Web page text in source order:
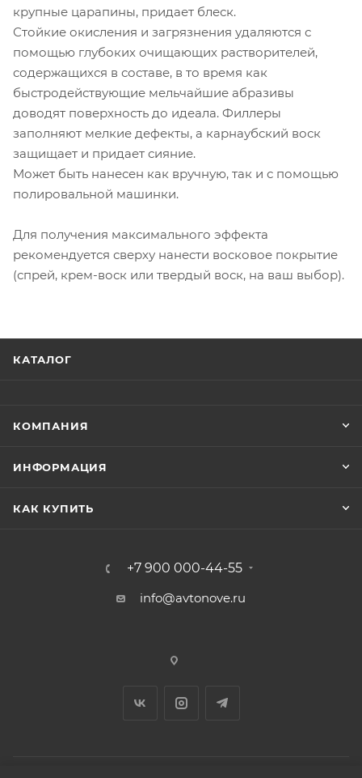
крупные царапины, придает блеск.
Стойкие окисления и загрязнения удаляются с
помощью глубоких очищающих растворителей,
содержащихся в составе, в то время как
быстродействующие мельчайшие абразивы
доводят поверхность до идеала. Филлеры
заполняют мелкие дефекты, а карнаубский воск
защищает и придает сияние.
Может быть нанесен как вручную, так и с помощью
полировальной машинки.
Для получения максимального эффекта
рекомендуется сверху нанести восковое покрытие
(спрей, крем-воск или твердый воск, на ваш выбор).
КАТАЛОГ
КОМПАНИЯ
ИНФОРМАЦИЯ
КАК КУПИТЬ
+7 900 000-44-55
info@avtonove.ru